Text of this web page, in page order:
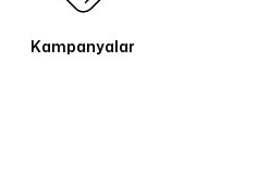
Kampanyalar